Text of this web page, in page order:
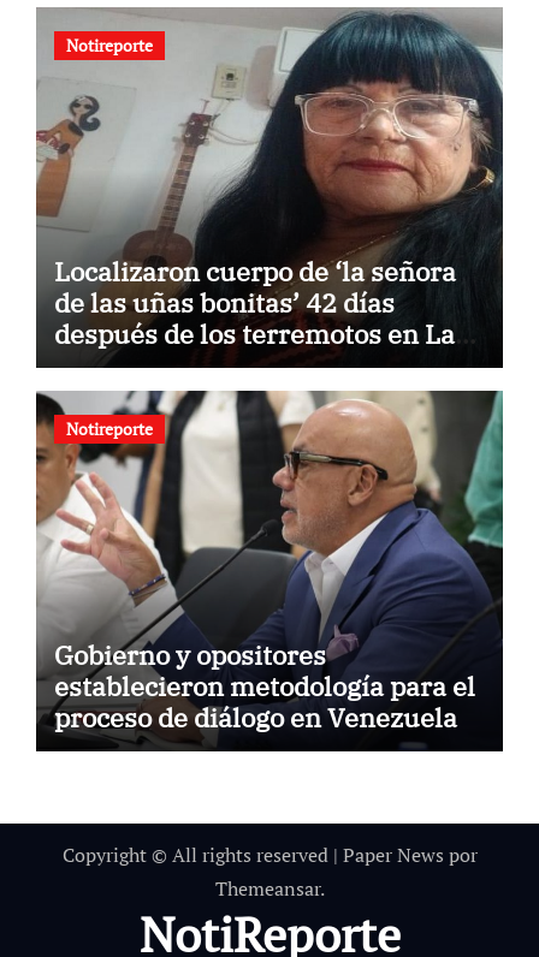
Notireporte
Localizaron cuerpo de ‘la señora
de las uñas bonitas’ 42 días
después de los terremotos en La
Guaira
Notireporte
Gobierno y opositores
establecieron metodología para el
proceso de diálogo en Venezuela
Copyright © All rights reserved | Paper News por
Themeansar.
NotiReporte